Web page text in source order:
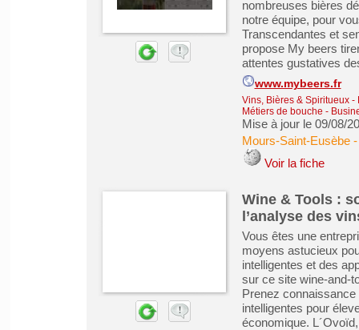
nombreuses bières
notre équipe, pour
Transcendantes et
propose My beers
attentes gustatives
www.mybeers.fr
Vins, Bières & Spiritueux-
Métiers de bouche -
Mise à jour le 09/08/
Mours-Saint-Eusèbe
Voir la fiche
Wine & Tools :
l’analyse des
Vous êtes une
moyens astucieux
intelligentes et des
sur ce site wine-and-
Prenez connaissance
intelligentes pour
économique.